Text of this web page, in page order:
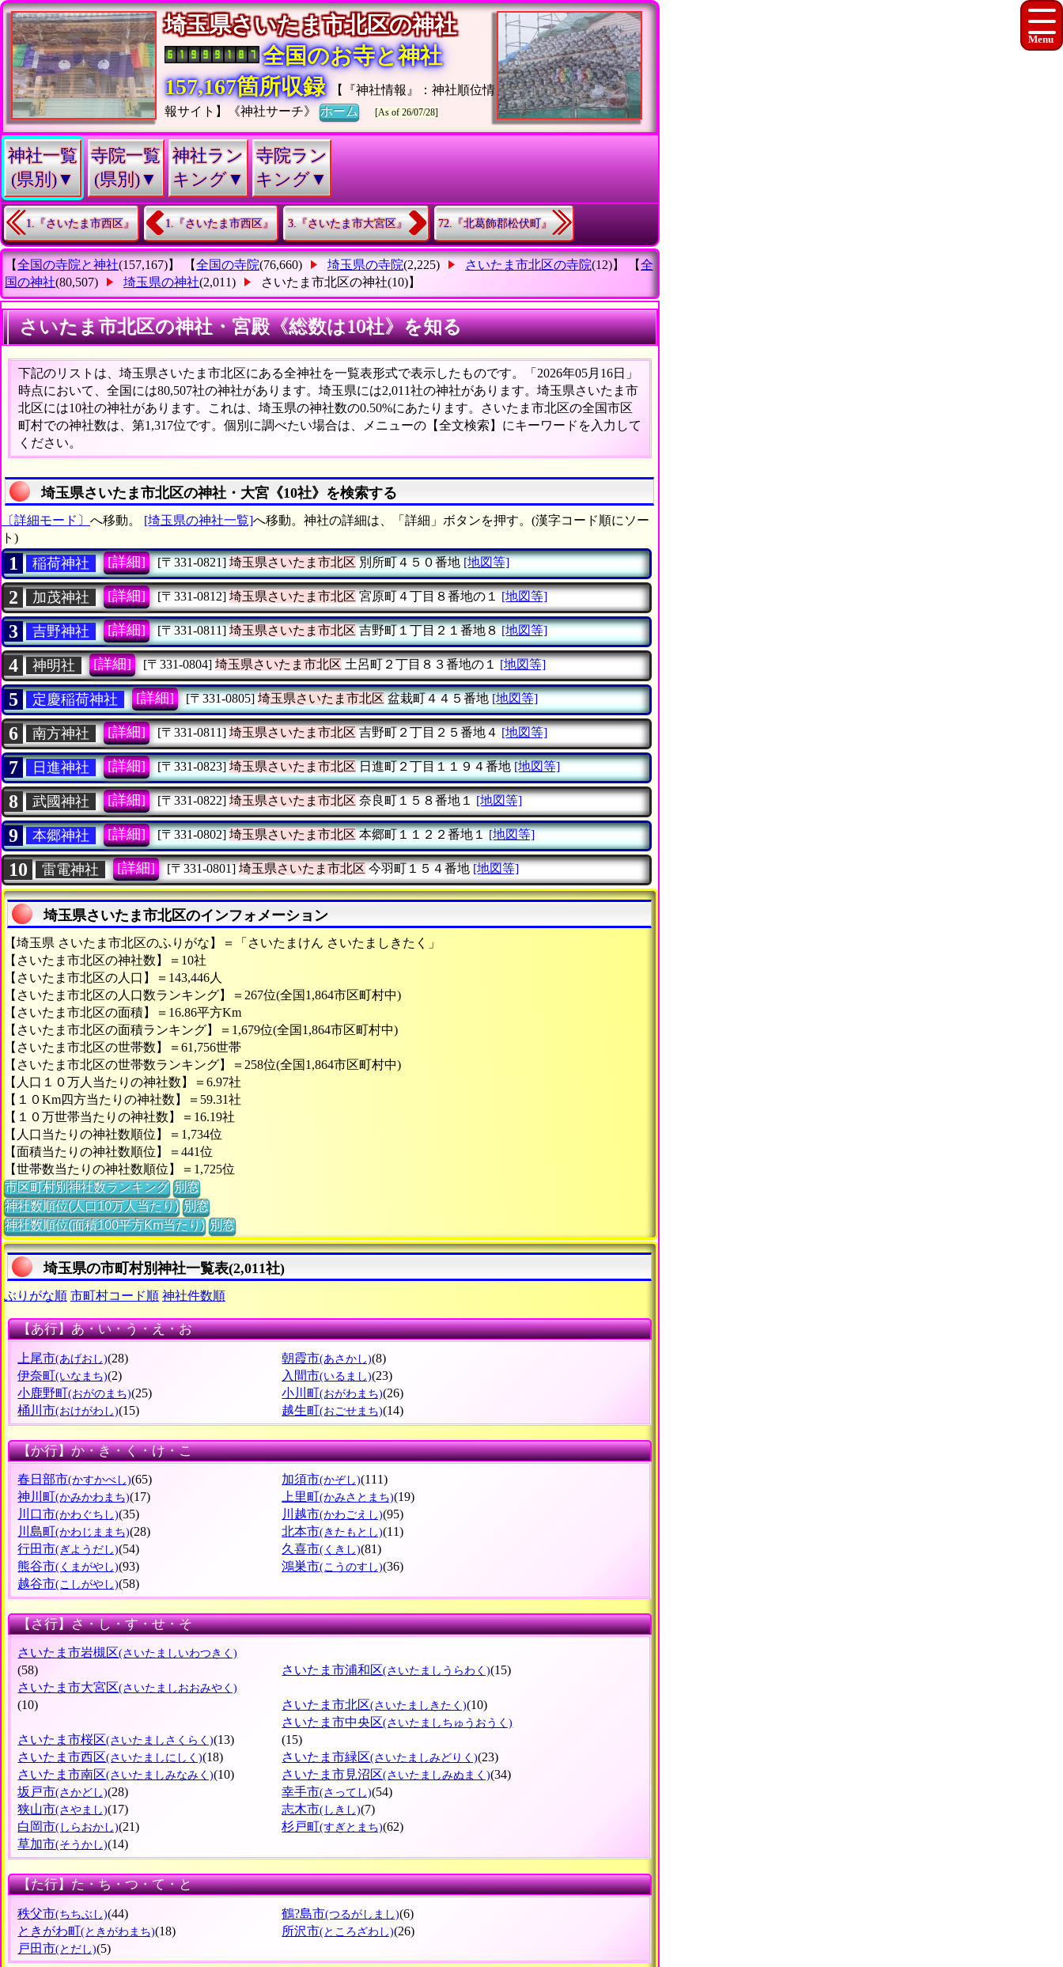
埼玉県さいたま市北区の神社
全国のお寺と神社
157,167箇所収録
【『神社情報』：神社順位情
報サイト】《神社サーチ》ホーム [As of 26/07/28]
神社一覧
(県別)▼
寺院一覧
(県別)▼
神社ラン
キング▼
寺院ラン
キング▼
1.『さいたま市西区』 1.『さいたま市西区』 3.『さいたま市大宮区』 72.『北葛飾郡松伏町』
【全国の寺院と神社(157,167)】 【全国の寺院(76,660) 埼玉県の寺院(2,225) さいたま市北区の寺院(12)】 【全
国の神社(80,507) 埼玉県の神社(2,011) さいたま市北区の神社(10)】
さいたま市北区の神社・宮殿《総数は10社》を知る
下記のリストは、埼玉県さいたま市北区にある全神社を一覧表形式で表示したものです。「2026年05月16日」
時点において、全国には80,507社の神社があります。埼玉県には2,011社の神社があります。埼玉県さいたま市
北区には10社の神社があります。これは、埼玉県の神社数の0.50%にあたります。さいたま市北区の全国市区
町村での神社数は、第1,317位です。個別に調べたい場合は、メニューの【全文検索】にキーワードを入力して
ください。
埼玉県さいたま市北区の神社・大宮《10社》を検索する
〔詳細モード〕 へ移動。 [埼玉県の神社一覧]へ移動。神社の詳細は、「詳細」ボタンを押す。(漢字コード順にソー
ト)
1 稲荷神社 [詳細] [〒331-0821] 埼玉県さいたま市北区別所町４５０番地 [地図等]
2 加茂神社 [詳細] [〒331-0812] 埼玉県さいたま市北区宮原町４丁目８番地の１ [地図等]
3 吉野神社 [詳細] [〒331-0811] 埼玉県さいたま市北区吉野町１丁目２１番地８ [地図等]
4 神明社 [詳細] [〒331-0804] 埼玉県さいたま市北区土呂町２丁目８３番地の１ [地図等]
5 定慶稲荷神社 [詳細] [〒331-0805] 埼玉県さいたま市北区盆栽町４４５番地 [地図等]
6 南方神社 [詳細] [〒331-0811] 埼玉県さいたま市北区吉野町２丁目２５番地４ [地図等]
7 日進神社 [詳細] [〒331-0823] 埼玉県さいたま市北区日進町２丁目１１９４番地 [地図等]
8 武國神社 [詳細] [〒331-0822] 埼玉県さいたま市北区奈良町１５８番地１ [地図等]
9 本郷神社 [詳細] [〒331-0802] 埼玉県さいたま市北区本郷町１１２２番地１ [地図等]
10 雷電神社 [詳細] [〒331-0801] 埼玉県さいたま市北区今羽町１５４番地 [地図等]
埼玉県さいたま市北区のインフォメーション
【埼玉県 さいたま市北区のふりがな】＝「さいたまけん さいたましきたく」
【さいたま市北区の神社数】＝10社
【さいたま市北区の人口】＝143,446人
【さいたま市北区の人口数ランキング】＝267位(全国1,864市区町村中)
【さいたま市北区の面積】＝16.86平方Km
【さいたま市北区の面積ランキング】＝1,679位(全国1,864市区町村中)
【さいたま市北区の世帯数】＝61,756世帯
【さいたま市北区の世帯数ランキング】＝258位(全国1,864市区町村中)
【人口１０万人当たりの神社数】＝6.97社
【１０Km四方当たりの神社数】＝59.31社
【１０万世帯当たりの神社数】＝16.19社
【人口当たりの神社数順位】＝1,734位
【面積当たりの神社数順位】＝441位
【世帯数当たりの神社数順位】＝1,725位
市区町村別神社数ランキング 別窓
神社数順位(人口10万人当たり) 別窓
神社数順位(面積100平方Km当たり) 別窓
埼玉県の市町村別神社一覧表(2,011社)
ぶりがな順 市町村コード順 神社件数順
【あ行】あ・い・う・え・お
上尾市(あげおし)(28) 朝霞市(あさかし)(8)
伊奈町(いなまち)(2) 入間市(いるまし)(23)
小鹿野町(おがのまち)(25) 小川町(おがわまち)(26)
桶川市(おけがわし)(15) 越生町(おごせまち)(14)
【か行】か・き・く・け・こ
春日部市(かすかべし)(65) 加須市(かぞし)(111)
神川町(かみかわまち)(17) 上里町(かみさとまち)(19)
川口市(かわぐちし)(35) 川越市(かわごえし)(95)
川島町(かわじままち)(28) 北本市(きたもとし)(11)
行田市(ぎようだし)(54) 久喜市(くきし)(81)
熊谷市(くまがやし)(93) 鴻巣市(こうのすし)(36)
越谷市(こしがやし)(58)
【さ行】さ・し・す・せ・そ
さいたま市岩槻区(さいたましいわつきく)
(58) さいたま市浦和区(さいたましうらわく)(15)
さいたま市大宮区(さいたましおおみやく)
(10) さいたま市北区(さいたましきたく)(10)
さいたま市桜区(さいたましさくらく)(13)
さいたま市中央区(さいたましちゅうおうく)
(15)
さいたま市西区(さいたましにしく)(18) さいたま市緑区(さいたましみどりく)(23)
さいたま市南区(さいたましみなみく)(10) さいたま市見沼区(さいたましみぬまく)(34)
坂戸市(さかどし)(28) 幸手市(さってし)(54)
狭山市(さやまし)(17) 志木市(しきし)(7)
白岡市(しらおかし)(21) 杉戸町(すぎとまち)(62)
草加市(そうかし)(14)
【た行】た・ち・つ・て・と
秩父市(ちちぶし)(44) 鶴?島市(つるがしまし)(6)
ときがわ町(ときがわまち)(18) 所沢市(ところざわし)(26)
戸田市(とだし)(5)